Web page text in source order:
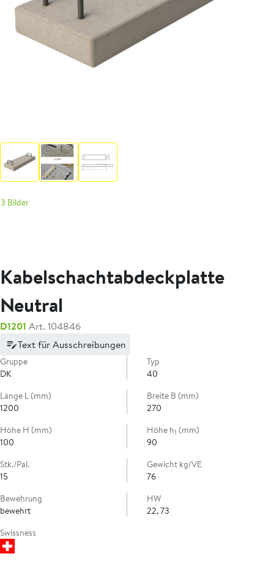
3 Bilder
Kabelschachtabdeckplatte
Neutral
D1201 Art. 104846
Text für Ausschreibungen
Gruppe
DK
Typ
40
Länge L (mm)
1200
Breite B (mm)
270
Höhe H (mm)
100
Höhe h1 (mm)
90
Stk./Pal.
15
Gewicht kg/VE
76
Bewehrung
bewehrt
HW
22, 73
Swissness